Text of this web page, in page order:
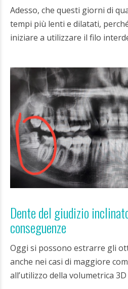
Adesso, che questi giorni di
tempi più lenti e dilatati,
iniziare a utilizzare il filo
Dente del giudizio
conseguenze
Oggi si possono estrarre gli
anche nei casi di maggiore
all’utilizzo della volumetrica